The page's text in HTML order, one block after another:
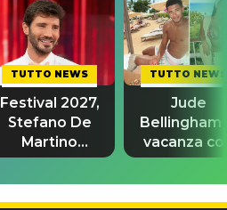
TUTTO NEWS
Festival 2027,
Stefano De
Martino
rivoluziona
Sanremo
Giovani
TUTTO NEWS
Jude
Bellingham
vacanza
la
Ashlyn
Castro: chi